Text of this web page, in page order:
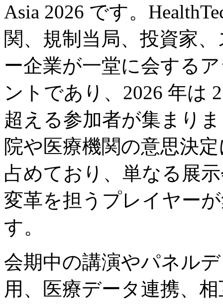
Asia 2026 です。
関、規制当局、投資家
ー企業が一堂に会する
ントであり、2026 年は
超える参加者が集まり
院や医療機関の意思決
占めており、単なる展
変革を担うプレイヤー
す。
会期中の講演やパネル
用、医療データ連携、